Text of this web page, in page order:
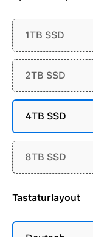
1TB SSD
2TB SSD
4TB SSD
8TB SSD
Tastaturlayout